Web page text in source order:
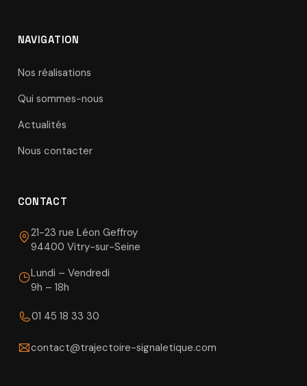
NAVIGATION
Nos réalisations
Qui sommes-nous
Actualités
Nous contacter
CONTACT
21-23 rue Léon Geffroy
94400 Vitry-sur-Seine
Lundi – Vendredi
9h – 18h
01 45 18 33 30
contact@trajectoire-signaletique.com